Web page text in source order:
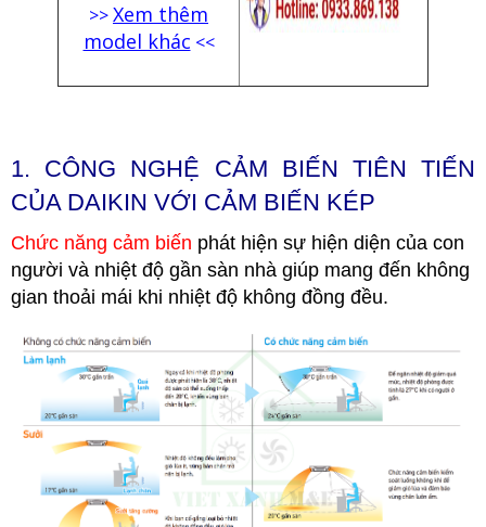
>>Xem thêm
model khác <<
1. CÔNG NGHỆ CẢM BIẾN TIÊN TIẾN
CỦA DAIKIN VỚI CẢM BIẾN KÉP
Chức năng cảm biến phát hiện sự hiện diện của con
người và nhiệt độ gần sàn nhà giúp mang đến không
gian thoải mái khi nhiệt độ không đồng đều.